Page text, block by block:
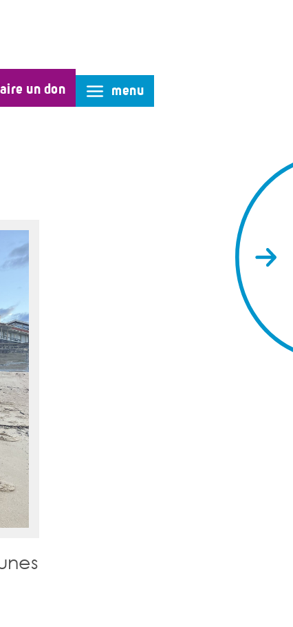
un don menu